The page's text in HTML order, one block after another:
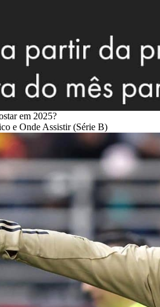
em 2025?
e Onde Assistir (Série B)